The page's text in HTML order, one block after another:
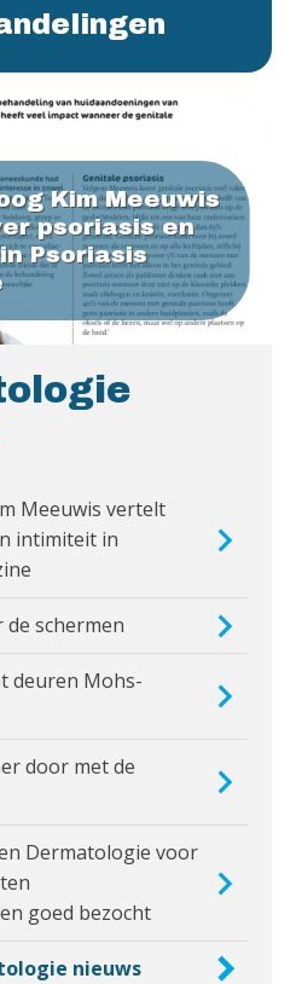
Kim Meeuwis
psoriasis en
Psoriasis
Meeuwis vertelt
intimiteit in
de schermen
deuren Mohs-
door met de
Dermatologie voor
goed bezocht
nieuws